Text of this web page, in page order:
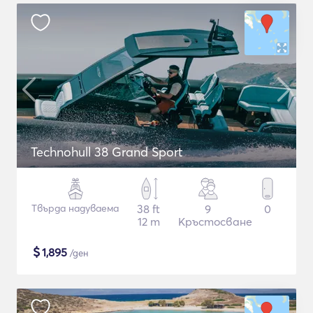
Technohull 38 Grand Sport
Твърда надуваема
38 ft
12 m
9
Кръстосване
0
$1,895 /ден